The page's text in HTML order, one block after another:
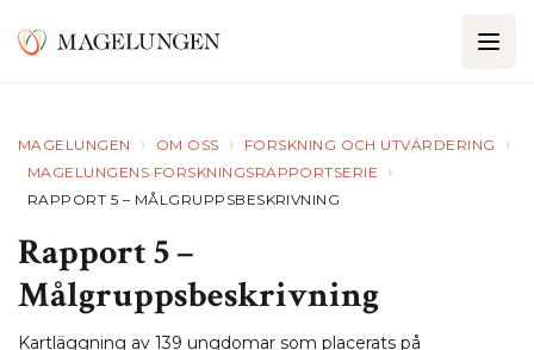
MAGELUNGEN › OM OSS › FORSKNING OCH UTVÄRDERING ›
MAGELUNGENS FORSKNINGSRAPPORTSERIE ›
RAPPORT 5 – MÅLGRUPPSBESKRIVNING
Rapport 5 –
Målgruppsbeskrivning
Kartläggning av 139 ungdomar som placerats på